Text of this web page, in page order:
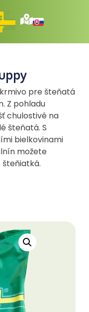
pre šteňatá
Z pohladu
chulostivé na
šteňatá. S
bielkovinami
možete